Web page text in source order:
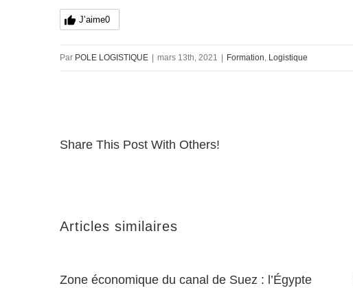
J’aime0
Par POLE LOGISTIQUE mars 13th, 2021 Formation, Logistique
Share This Post With Others!
Articles similaires
Zone économique du canal de Suez : l’Égypte